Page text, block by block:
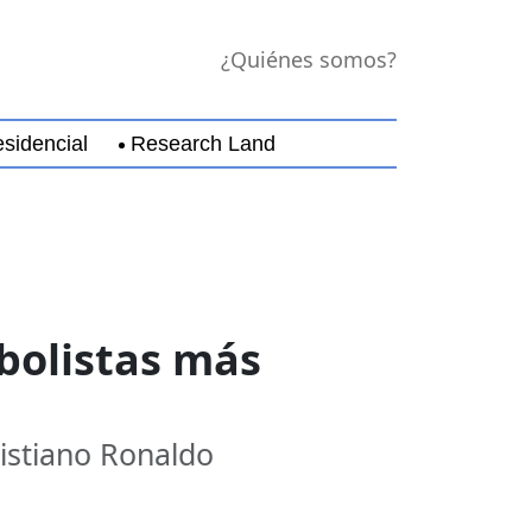
¿Quiénes somos?
Research Land
más
Ronaldo